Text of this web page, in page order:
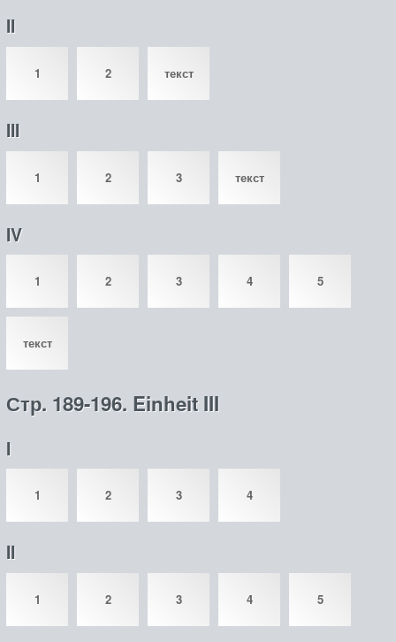
II
1 2 текст
III
1 2 3 текст
IV
1 2 3 4 5
текст
Стр. 189-196. Einheit III
I
1 2 3 4
II
1 2 3 4 5